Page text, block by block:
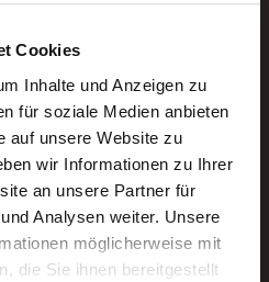
Cookies
Inhalte und Anzeigen zu
für soziale Medien anbieten
auf unsere Website zu
wir Informationen zu Ihrer
an unsere Partner für
Analysen weiter. Unsere
möglicherweise mit
die Sie ihnen bereitgestellt
per E-Mail.
von AWO
eintragen